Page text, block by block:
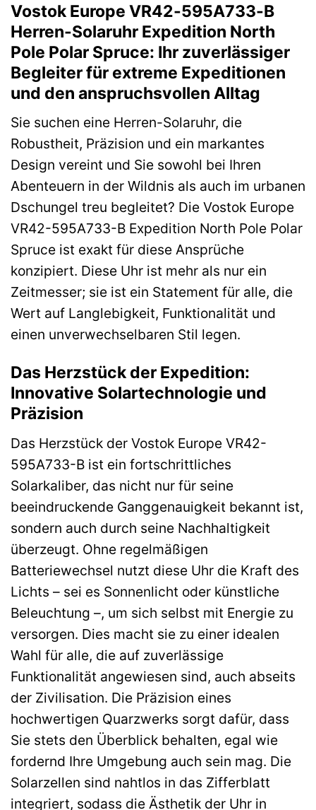
Vostok Europe VR42-595A733-B
Herren-Solaruhr Expedition North
Pole Polar Spruce: Ihr zuverlässiger
Begleiter für extreme Expeditionen
und den anspruchsvollen Alltag
Sie suchen eine Herren-Solaruhr, die
Robustheit, Präzision und ein markantes
Design vereint und Sie sowohl bei Ihren
Abenteuern in der Wildnis als auch im urbanen
Dschungel treu begleitet? Die Vostok Europe
VR42-595A733-B Expedition North Pole Polar
Spruce ist exakt für diese Ansprüche
konzipiert. Diese Uhr ist mehr als nur ein
Zeitmesser; sie ist ein Statement für alle, die
Wert auf Langlebigkeit, Funktionalität und
einen unverwechselbaren Stil legen.
Das Herzstück der Expedition:
Innovative Solartechnologie und
Präzision
Das Herzstück der Vostok Europe VR42-
595A733-B ist ein fortschrittliches
Solarkaliber, das nicht nur für seine
beeindruckende Ganggenauigkeit bekannt ist,
sondern auch durch seine Nachhaltigkeit
überzeugt. Ohne regelmäßigen
Batteriewechsel nutzt diese Uhr die Kraft des
Lichts – sei es Sonnenlicht oder künstliche
Beleuchtung –, um sich selbst mit Energie zu
versorgen. Dies macht sie zu einer idealen
Wahl für alle, die auf zuverlässige
Funktionalität angewiesen sind, auch abseits
der Zivilisation. Die Präzision eines
hochwertigen Quarzwerks sorgt dafür, dass
Sie stets den Überblick behalten, egal wie
fordernd Ihre Umgebung auch sein mag. Die
Solarzellen sind nahtlos in das Zifferblatt
integriert, sodass die Ästhetik der Uhr in